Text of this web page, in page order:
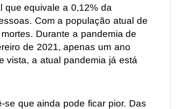
que equivale a 0,12% da
Com a população atual de
Durante a pandemia de
de 2021, apenas um ano
vista, a atual pandemia já está
se que ainda pode ficar pior. Das